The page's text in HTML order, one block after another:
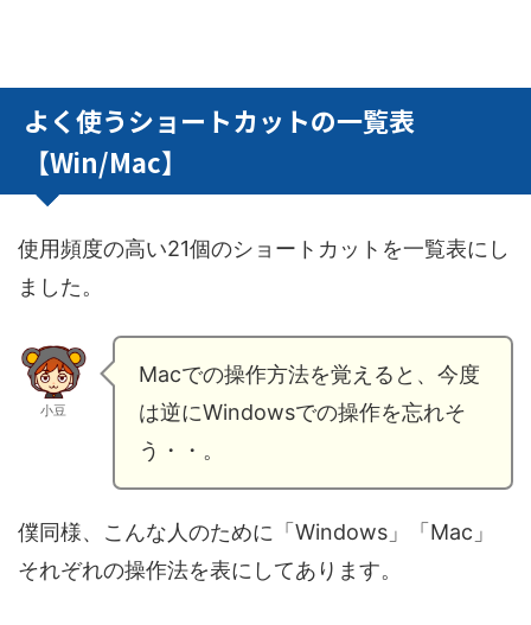
よく使うショートカットの一覧表
【Win/Mac】
使用頻度の高い21個のショートカットを一覧表にし
ました。
小豆
Macでの操作方法を覚えると、今度
は逆にWindowsでの操作を忘れそ
う・・。
僕同様、こんな人のために「Windows」「Mac」
それぞれの操作法を表にしてあります。